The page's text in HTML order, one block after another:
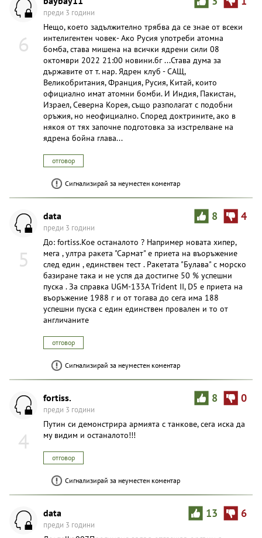
6
преди 3 години
Нещо, което задължително трябва да се знае от всеки
интелигентен човек- Ако Русия употреби атомна
бомба, става мишена на всички ядрени сили 08
октомври 2022 21:00 новини.бг ...Става дума за
държавите от т. нар. Ядрен клуб - САЩ,
Великобритания, Франция, Русия, Китай, които
официално имат атомни бомби. И Индия, Пакистан,
Израел, Северна Корея, също разполагат с подобни
оръжия, но неофициално. Според доктрините, ако в
някоя от тях започне подготовка за изстрелване на
ядрена бойна глава...
отговор
Сигнализирай за неуместен коментар
5
8 4
data
преди 3 години
До: fortiss.Кое останалото ? Например новата хипер,
мега , ултра ракета "Сармат" е приета на въоръжение
след един , единствен тест . Ракетата "Булава" с морско
базиране така и не успя да достигне 50 % успешни
пуска . За справка UGM-133A Trident II, D5 е приета на
въоръжение 1988 г и от тогава до сега има 188
успешни пуска с един единствен провален и то от
англичаните
отговор
Сигнализирай за неуместен коментар
4
8 0
fortiss.
преди 3 години
Путин си демонстрира армията с танкове, сега иска да
му видим и останалото!!!
отговор
Сигнализирай за неуместен коментар
13 6
data
преди 3 години